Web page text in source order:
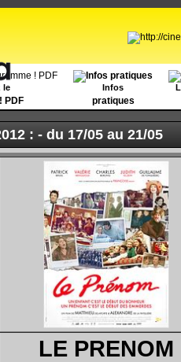
le
PDF
Infos
pratiques
: - du 17/05 au 21/05
LE PRENOM